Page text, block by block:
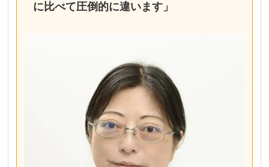
に比べて圧倒的に違います」